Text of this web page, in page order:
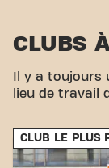
Parking:Un
Un
est
Bus:L'arrêt
trouve à
CLUBS
Il y a toujours
lieu de travail
CLUB LE PLUS